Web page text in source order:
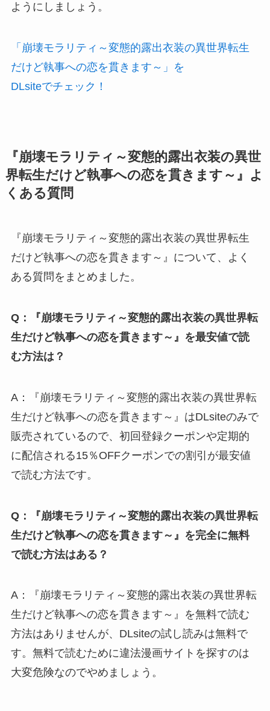
ようにしましょう。
「崩壊モラリティ～変態的露出衣装の異世界転生
だけど執事への恋を貫きます～」を
DLsiteでチェック！
『崩壊モラリティ～変態的露出衣装の異世
界転生だけど執事への恋を貫きます～』よ
くある質問
『崩壊モラリティ～変態的露出衣装の異世界転生
だけど執事への恋を貫きます～』について、よく
ある質問をまとめました。
Q：『崩壊モラリティ～変態的露出衣装の異世界転
生だけど執事への恋を貫きます～』を最安値で読
む方法は？
A：『崩壊モラリティ～変態的露出衣装の異世界転
生だけど執事への恋を貫きます～』はDLsiteのみで
販売されているので、初回登録クーポンや定期的
に配信される15％OFFクーポンでの割引が最安値
で読む方法です。
Q：『崩壊モラリティ～変態的露出衣装の異世界転
生だけど執事への恋を貫きます～』を完全に無料
で読む方法はある？
A：『崩壊モラリティ～変態的露出衣装の異世界転
生だけど執事への恋を貫きます～』を無料で読む
方法はありませんが、DLsiteの試し読みは無料で
す。無料で読むために違法漫画サイトを探すのは
大変危険なのでやめましょう。